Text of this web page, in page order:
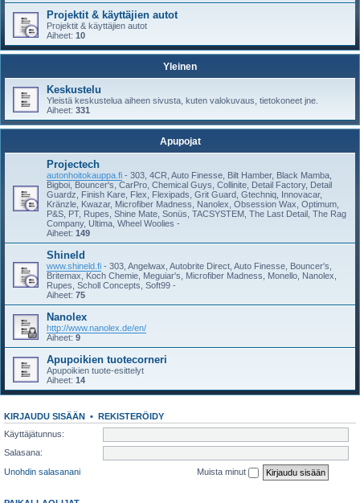
Projektit & käyttäjien autot
Projektit & käyttäjien autot
Aiheet: 10
Yleinen
Keskustelu
Yleistä keskustelua aiheen sivusta, kuten valokuvaus, tietokoneet jne.
Aiheet: 331
Apupojat
Projectech
autonhoitokauppa.fi - 303, 4CR, Auto Finesse, Bilt Hamber, Black Mamba,
Bigboi, Bouncer's, CarPro, Chemical Guys, Collinite, Detail Factory, Detail
Guardz, Finish Kare, Flex, Flexipads, Grit Guard, Gtechniq, Innovacar,
Kränzle, Kwazar, Microfiber Madness, Nanolex, Obsession Wax, Optimum,
P&S, PT, Rupes, Shine Mate, Sonüs, TACSYSTEM, The Last Detail, The Rag
Company, Ultima, Wheel Woolies -
Aiheet: 149
Shineld
www.shineld.fi - 303, Angelwax, Autobrite Direct, Auto Finesse, Bouncer's,
Britemax, Koch Chemie, Meguiar's, Microfiber Madness, Monello, Nanolex,
Rupes, Scholl Concepts, Soft99 -
Aiheet: 75
Nanolex
http://www.nanolex.de/en/
Aiheet: 9
Apupoikien tuotecorneri
Apupoikien tuote-esittelyt
Aiheet: 14
KIRJAUDU SISÄÄN • REKISTERÖIDY
Käyttäjätunnus:
Salasana:
Unohdin salasanani
Muista minut